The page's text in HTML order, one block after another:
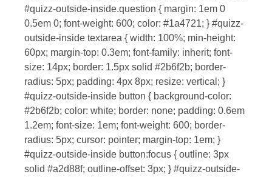
#quizz-outside-inside.question { margin: 1em 0
0.5em 0; font-weight: 600; color: #1a4721; } #quizz-
outside-inside textarea { width: 100%; min-height:
60px; margin-top: 0.3em; font-family: inherit; font-
size: 14px; border: 1.5px solid #2b6f2b; border-
radius: 5px; padding: 4px 8px; resize: vertical; }
#quizz-outside-inside button { background-color:
#2b6f2b; color: white; border: none; padding: 0.6em
1.2em; font-size: 1em; font-weight: 600; border-
radius: 5px; cursor: pointer; margin-top: 1em; }
#quizz-outside-inside button:focus { outline: 3px
solid #a2d88f; outline-offset: 3px; } #quizz-outside-